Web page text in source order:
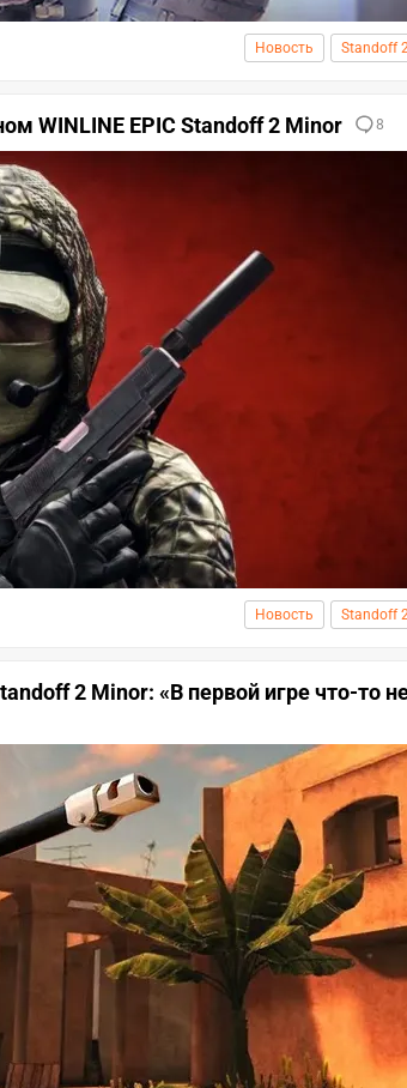
Новость Standoff
WINLINE EPIC Standoff 2 Minor 8
Новость Standoff
2 Minor: «В первой игре что-то